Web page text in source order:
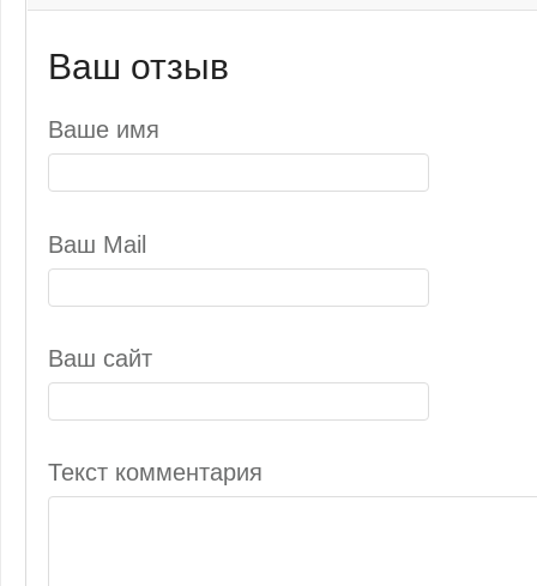
Ваш отзыв
Ваше имя
Ваш Mail
Ваш сайт
Текст комментария